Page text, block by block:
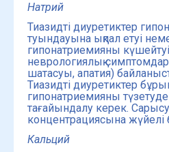
Натрий
Тиазидті диуретиктер
туындауына ықпал етуі
гипонатриемияны
неврологиялық
шатасуы, апатия)
Тиазидті диуретиктер
гипонатриемияны
тағайындалу керек.
концентрациясына жүйелі
Кальций